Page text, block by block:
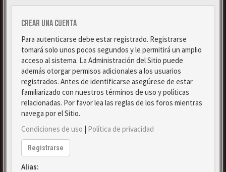
Crear una cuenta
Para autenticarse debe estar registrado. Registrarse
tomará solo unos pocos segundos y le permitirá un amplio
acceso al sistema. La Administración del Sitio puede
además otorgar permisos adicionales a los usuarios
registrados. Antes de identificarse asegúrese de estar
familiarizado con nuestros términos de uso y políticas
relacionadas. Por favor lea las reglas de los foros mientras
navega por el Sitio.
Condiciones de uso | Política de privacidad
Registrarse
Alias: